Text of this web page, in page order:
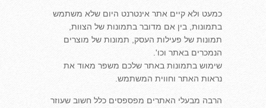
כמעט ולא קיים אתר אינטרנט היום שלא משתמש
בתמונות, בין אם מדובר בתמונות של הצוות,
תמונות של פעילות העסק, תמונות של מוצרים
הנמכרים באתר וכו'.
שימוש בתמונות באתר שלכם משפר מאוד את
נראות האתר וחווית המשתמש.
הרבה מבעלי האתרים מפספסים כלל חשוב שעוזר